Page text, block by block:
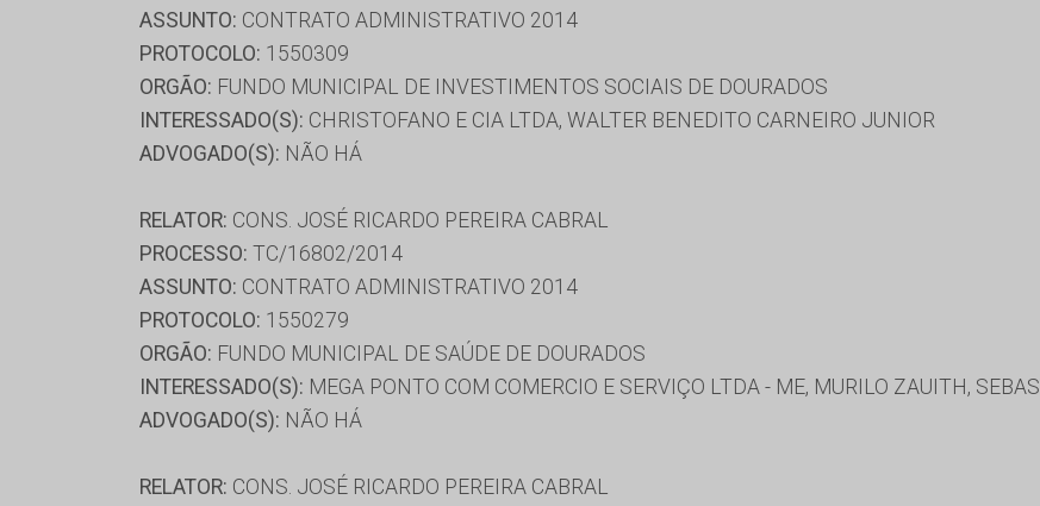
ASSUNTO: CONTRATO ADMINISTRATIVO 2014
PROTOCOLO: 1550309
ORGÃO: FUNDO MUNICIPAL DE INVESTIMENTOS SOCIAIS DE DOURADOS
INTERESSADO(S): CHRISTOFANO E CIA LTDA, WALTER BENEDITO CARNEIRO JUNIOR
ADVOGADO(S): NÃO HÁ
RELATOR: CONS. JOSÉ RICARDO PEREIRA CABRAL
PROCESSO: TC/16802/2014
ASSUNTO: CONTRATO ADMINISTRATIVO 2014
PROTOCOLO: 1550279
ORGÃO: FUNDO MUNICIPAL DE SAÚDE DE DOURADOS
INTERESSADO(S): MEGA PONTO COM COMERCIO E SERVIÇO LTDA - ME, MURILO ZAUITH,
ADVOGADO(S): NÃO HÁ
RELATOR: CONS. JOSÉ RICARDO PEREIRA CABRAL